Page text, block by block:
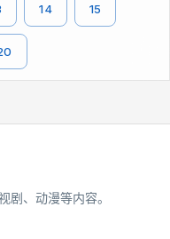
14 15
剧、动漫等内容。